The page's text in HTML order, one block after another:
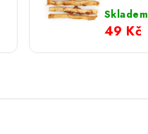
Skladem
49 Kč